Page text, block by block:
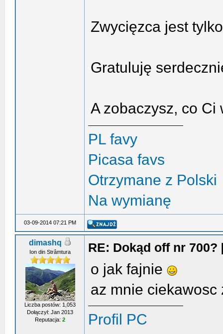
Zwycięzca jest
Gratuluję
A zobaczysz, co
PL favy
Picasa favs
Otrzymane z Polski
Na wymianę
03-09-2014 07:21 PM
dimashq
Ion din Strâmtura
Liczba postów: 1,053
Dołączył: Jan 2013
Reputacja: 2
RE: Dokąd off nr 700?
o jak fajnie
az mnie
Profil PC